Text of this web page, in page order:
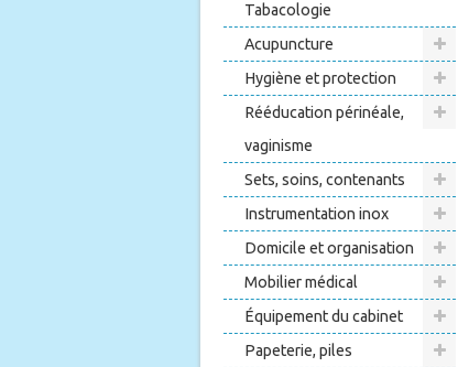
Tabacologie
Acupuncture
Hygiène et protection
Rééducation périnéale,
vaginisme
Sets, soins, contenants
Instrumentation inox
Domicile et organisation
Mobilier médical
Équipement du cabinet
Papeterie, piles